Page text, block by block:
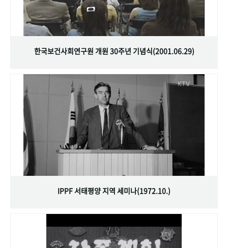
한국보건사회연구원 개원 30주년 기념식(2001.06.29)
IPPF 서태평양 지역 세미나(1972.10.)